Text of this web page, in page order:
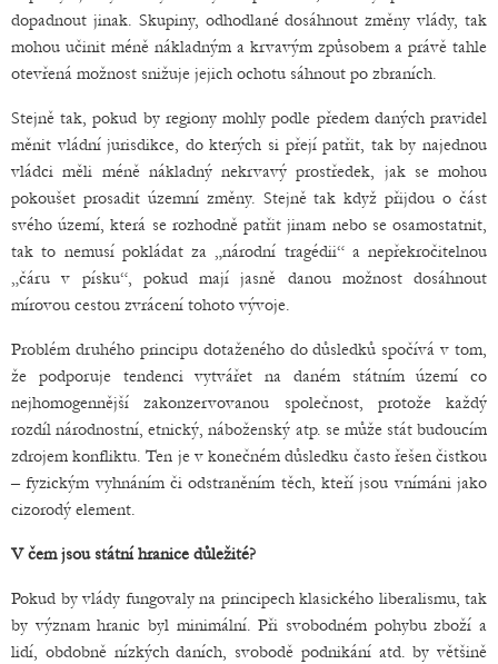
dopadnout jinak. Skupiny, odhodlané dosáhnout změny vlády, tak
mohou učinit méně nákladným a krvavým způsobem a právě tahle
otevřená možnost snižuje jejich ochotu sáhnout po zbraních.
Stejně tak, pokud by regiony mohly podle předem daných pravidel
měnit vládní jurisdikce, do kterých si přejí patřit, tak by najednou
vládci měli méně nákladný nekrvavý prostředek, jak se mohou
pokoušet prosadit územní změny. Stejně tak když přijdou o část
svého území, která se rozhodně patřit jinam nebo se osamostatnit,
tak to nemusí pokládat za „národní tragédii“ a nepřekročitelnou
„čáru v písku“, pokud mají jasně danou možnost dosáhnout
mírovou cestou zvrácení tohoto vývoje.
Problém druhého principu dotaženého do důsledků spočívá v tom,
že podporuje tendenci vytvářet na daném státním území co
nejhomogennější zakonzervovanou společnost, protože každý
rozdíl národnostní, etnický, náboženský atp. se může stát budoucím
zdrojem konfliktu. Ten je v konečném důsledku často řešen čistkou
– fyzickým vyhnáním či odstraněním těch, kteří jsou vnímáni jako
cizorodý element.
V čem jsou státní hranice důležité?
Pokud by vlády fungovaly na principech klasického liberalismu, tak
by význam hranic byl minimální. Při svobodném pohybu zboží a
lidí, obdobně nízkých daních, svobodě podnikání atd. by většině